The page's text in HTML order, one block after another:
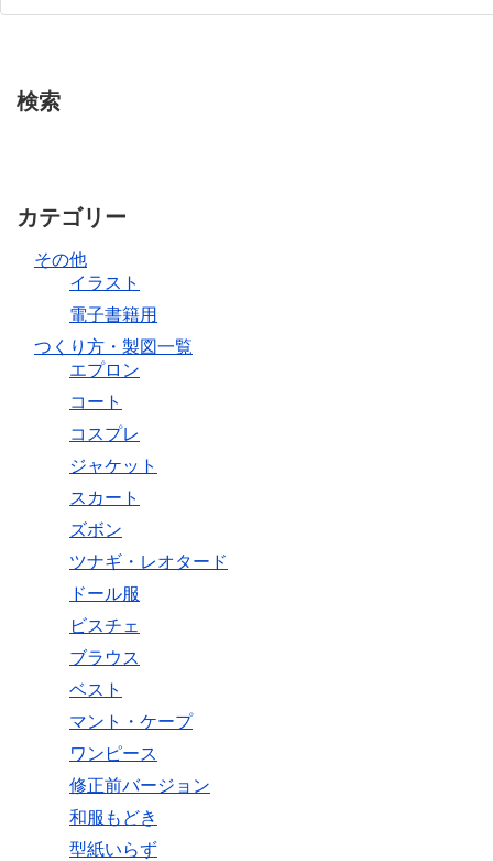
検索
カテゴリー
その他
イラスト
電子書籍用
つくり方・製図一覧
エプロン
コート
コスプレ
ジャケット
スカート
ズボン
ツナギ・レオタード
ドール服
ビスチェ
ブラウス
ベスト
マント・ケープ
ワンピース
修正前バージョン
和服もどき
型紙いらず